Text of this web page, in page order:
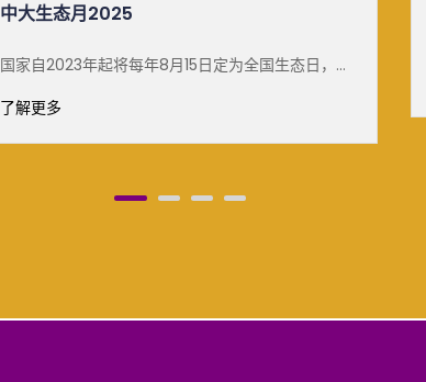
白雪梅教授可持续发展杰出讲座